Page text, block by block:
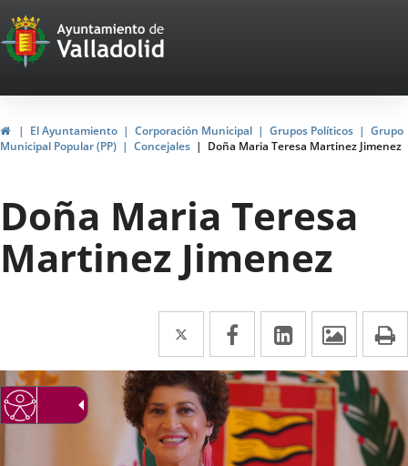
Portal
Web
del
Ayuntamiento
de
Valladolid
InicioEl Ayuntamiento Corporación Municipal Grupos Políticos
Grupo
Municipal Popular (PP)
Concejales Doña Maria Teresa Martinez Jimenez
Doña Maria Teresa
Martinez Jimenez
Twitter
Enlace
a
una
aplicación
externa.
Facebook
Enlace
a
una
aplicación
externa.
LinkedIn
Enlace
a
una
aplicación
externa.